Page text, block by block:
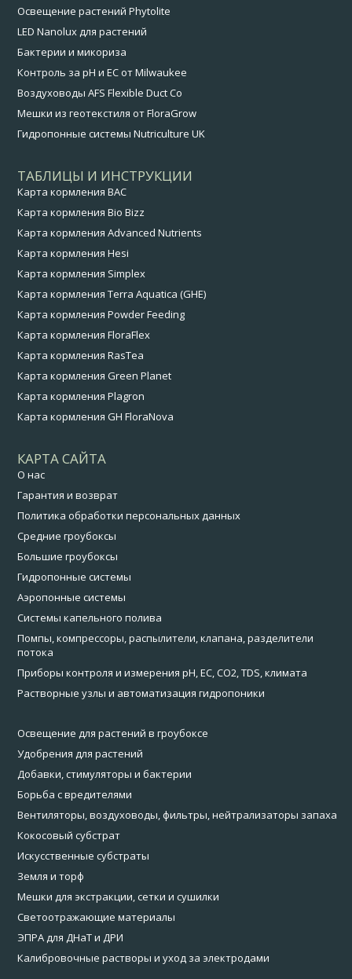
Освещение растений Phytolite
LED Nanolux для растений
Бактерии и микориза
Контроль за pH и EC от Milwaukee
Воздуховоды AFS Flexible Duct Co
Мешки из геотекстиля от FloraGrow
Гидропонные системы Nutriculture UK
ТАБЛИЦЫ И ИНСТРУКЦИИ
Карта кормления BAC
Карта кормления Bio Bizz
Карта кормления Advanced Nutrients
Карта кормления Hesi
Карта кормления Simplex
Карта кормления Terra Aquatica (GHE)
Карта кормления Powder Feeding
Карта кормления FloraFlex
Карта кормления RasTea
Карта кормления Green Planet
Карта кормления Plagron
Карта кормления GH FloraNova
КАРТА САЙТА
О нас
Гарантия и возврат
Политика обработки персональных данных
Средние гроубоксы
Большие гроубоксы
Гидропонные системы
Аэропонные системы
Системы капельного полива
Помпы, компрессоры, распылители, клапана, разделители
потока
Приборы контроля и измерения pH, EC, CO2, TDS, климата
Растворные узлы и автоматизация гидропоники
Освещение для растений в гроубоксе
Удобрения для растений
Добавки, стимуляторы и бактерии
Борьба с вредителями
Вентиляторы, воздуховоды, фильтры, нейтрализаторы запаха
Кокосовый субстрат
Искусственные субстраты
Земля и торф
Мешки для экстракции, сетки и сушилки
Светоотражающие материалы
ЭПРА для ДНаТ и ДРИ
Калибровочные растворы и уход за электродами